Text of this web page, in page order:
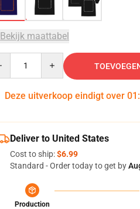
Bekijk maattabel
Deze uitverkoop eindigt over 01 :
Deliver to United States
Cost to ship:$6.99
Standard - Order today to get by
Production